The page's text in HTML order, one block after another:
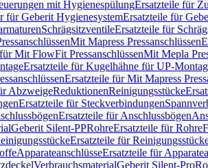
mit HygienespülungErsatzteile für
für Geberit HygienesystemErsatzteile für
SchrägsitzventileErsatzteile für
Mit Mapress Pressanschlüssen
Mit FlowFit PressanschlüssenMit Mepla
Ersatzteile für Kugelhähne für UP-
Ersatzteile für Mit Mapress
AbzweigeReduktionenReinigungsstücke
Ersatzteile für Steckverbindungen
Ersatzteile für Anschlussbögen
Geberit Silent-PPRohreErsatzteile für Rohre
Ersatzteile für
ApparateanschlüsseErsatzteile für
VerbrauchsmaterialGeberit Silent-Pro